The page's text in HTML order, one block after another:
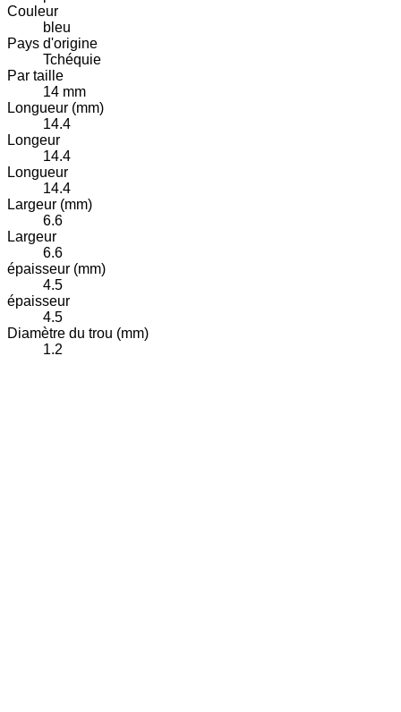
Couleur
bleu
Pays d'origine
Tchéquie
Par taille
14 mm
Longueur (mm)
14.4
Longeur
14.4
Longueur
14.4
Largeur (mm)
6.6
Largeur
6.6
épaisseur (mm)
4.5
épaisseur
4.5
Diamètre du trou (mm)
1.2